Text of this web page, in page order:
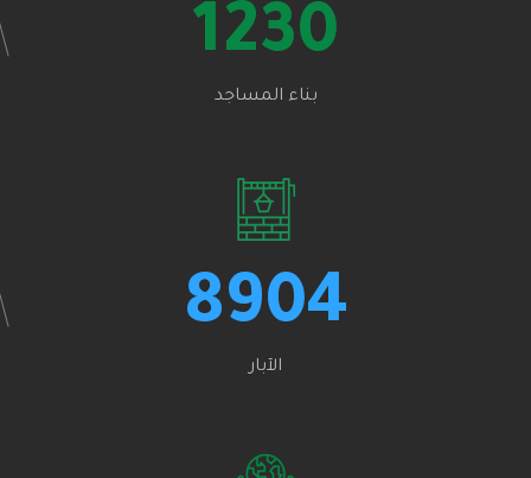
1230
بناء المساجد
8904
الآبار